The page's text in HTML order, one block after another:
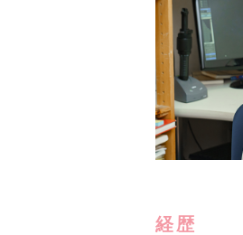
経歴